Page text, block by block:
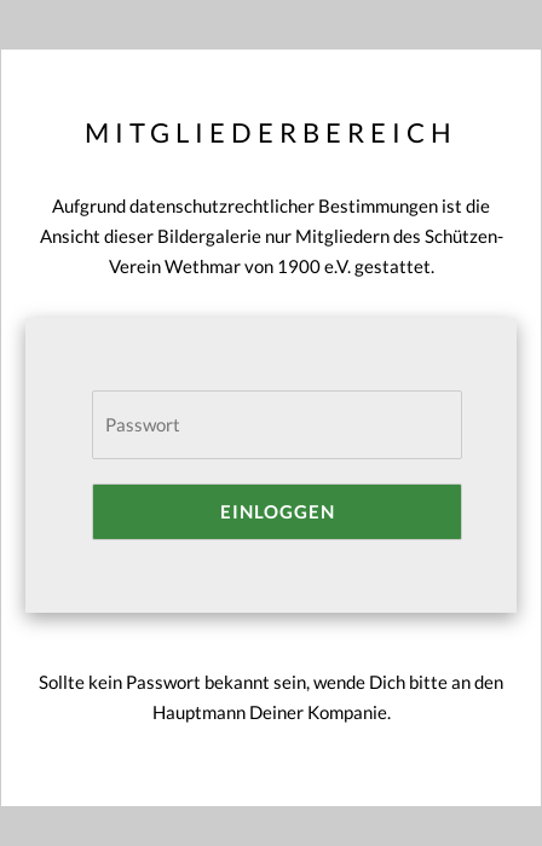
MITGLIEDERBEREICH
Aufgrund datenschutzrechtlicher Bestimmungen ist die
Ansicht dieser Bildergalerie nur Mitgliedern des Schützen-
Verein Wethmar von 1900 e.V. gestattet.
Sollte kein Passwort bekannt sein, wende Dich bitte an den
Hauptmann Deiner Kompanie.